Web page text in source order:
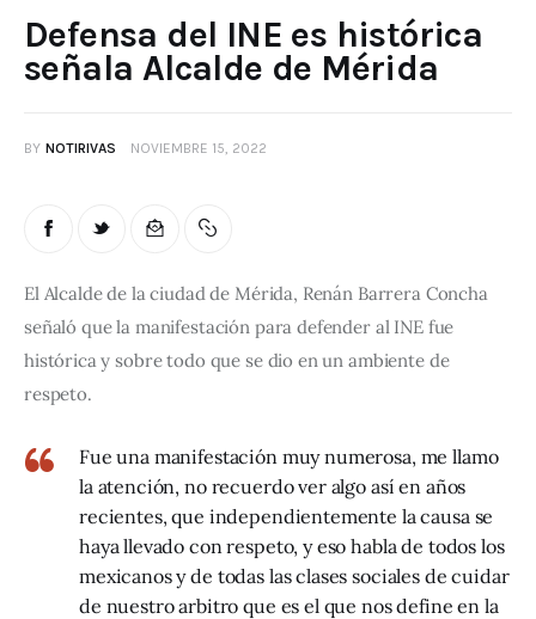
Multimedia
Espectáculos
Defensa del INE es histórica
señala Alcalde de Mérida
BY NOTIRIVAS NOVIEMBRE 15, 2022
El Alcalde de la ciudad de Mérida, Renán Barrera Concha
señaló que la manifestación para defender al INE fue
histórica y sobre todo que se dio en un ambiente de
respeto.
Fue una manifestación muy numerosa, me llamo
la atención, no recuerdo ver algo así en años
recientes, que independientemente la causa se
haya llevado con respeto, y eso habla de todos los
mexicanos y de todas las clases sociales de cuidar
de nuestro arbitro que es el que nos define en la